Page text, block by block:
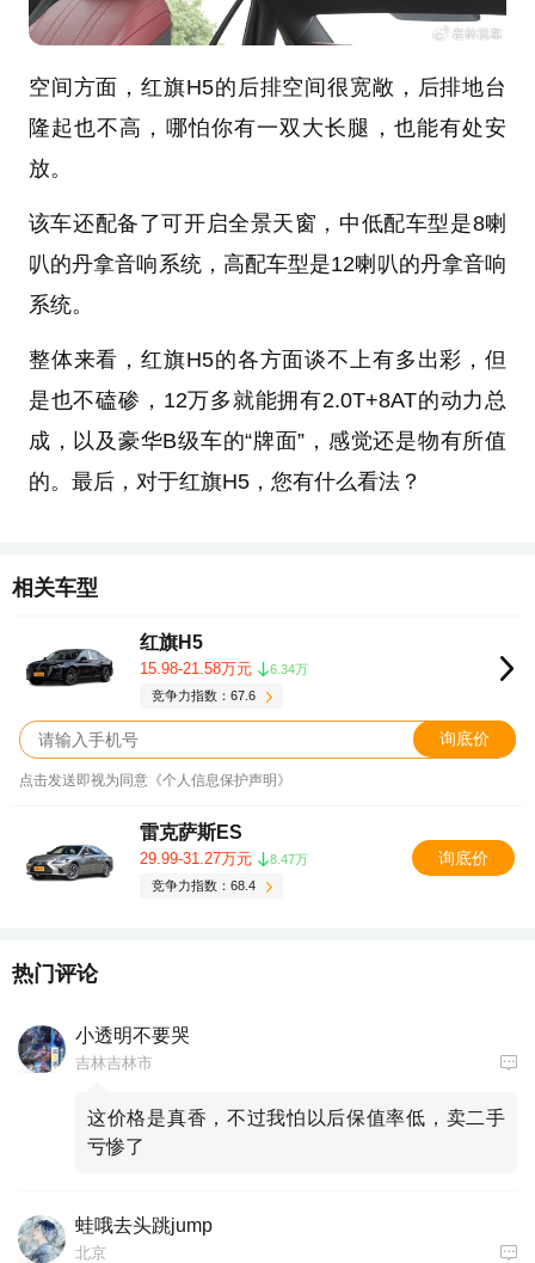
空间方面，红旗H5的后排空间很宽敞，后排地台
隆起也不高，哪怕你有一双大长腿，也能有处安
放。
该车还配备了可开启全景天窗，中低配车型是8喇
叭的丹拿音响系统，高配车型是12喇叭的丹拿音响
系统。
整体来看，红旗H5的各方面谈不上有多出彩，但
是也不磕碜，12万多就能拥有2.0T+8AT的动力总
成，以及豪华B级车的“牌面”，感觉还是物有所值
的。最后，对于红旗H5，您有什么看法？
相关车型
红旗H5
15.98-21.58万元
6.34万
竞争力指数：67.6
询底价
点击发送即视为同意《个人信息保护声明》
雷克萨斯ES
29.99-31.27万元
8.47万
竞争力指数：68.4
询底价
热门评论
小透明不要哭
吉林吉林市
这价格是真香，不过我怕以后保值率低，卖二手
亏惨了
蛙哦去头跳jump
北京